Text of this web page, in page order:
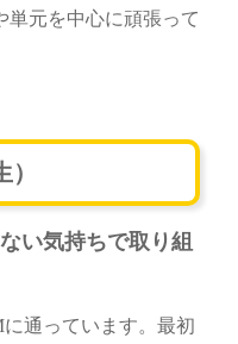
単元を中心に頑張って
い気持ちで取り組
通っています。最初